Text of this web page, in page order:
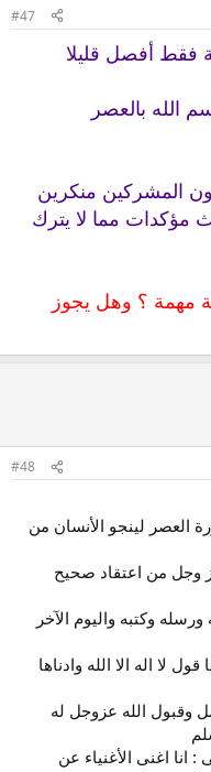
#47
فقط أفصل قليلا
الله بالعصر
المشركين منكرين
مؤكدات مما لا يترك
مهمة ؟ وهل يجوز
#48
العصر لينجو الأنسان من
وجل من اعتقاد صحيح
وكتبه واليوم الآخر
لا اله الا الله وادناها
وقبول الله عزوجل له
اغنى الأغنياء عن